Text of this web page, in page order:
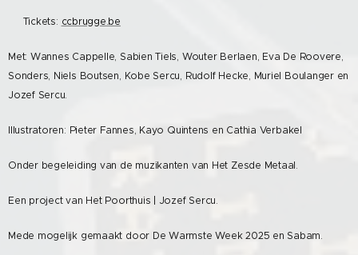
🎟 Tickets: ccbrugge.be
Met: Wannes Cappelle, Sabien Tiels, Wouter Berlaen, Eva De Roovere,
Sonders, Niels Boutsen, Kobe Sercu, Rudolf Hecke, Muriel Boulanger en
Jozef Sercu.
Illustratoren: Pieter Fannes, Kayo Quintens en Cathia Verbakel
Onder begeleiding van de muzikanten van Het Zesde Metaal.
Een project van Het Poorthuis | Jozef Sercu.
Mede mogelijk gemaakt door De Warmste Week 2025 en Sabam.